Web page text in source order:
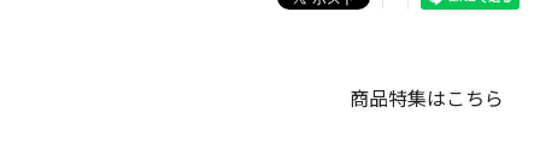
商品特集はこちら